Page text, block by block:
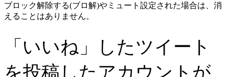
ブロック解除する(ブロ解)やミュート設定された場合は、消
えることはありません。
「いいね」したツイート
を投稿したアカウントが